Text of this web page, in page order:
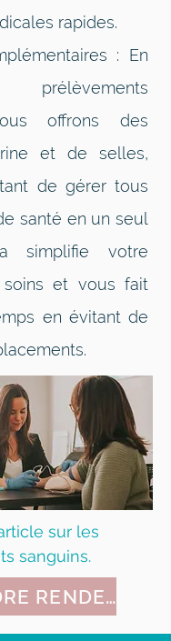
rapides.
: En
offrons des
et de selles,
de gérer tous
santé en un seul
simplifie votre
et vous fait
en évitant de
sur les
sanguins.
PRENDRE RENDEZ-VOUS